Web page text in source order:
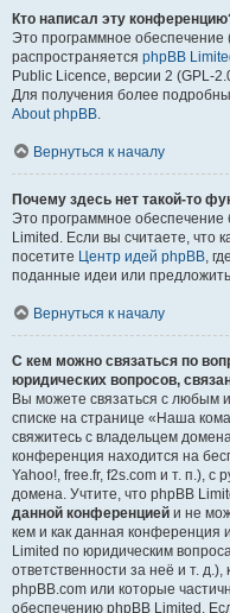
Кто написал эту
Это программное обеспечение
распространяется phpBB
Public Licence, версии 2 (GPL-
Для получения более
About phpBB.
Вернуться к началу
Почему здесь нет такой-то
Это программное
Limited. Если вы считаете, что
посетите Центр идей phpBB,
поданные идеи или
Вернуться к началу
С кем можно связаться по
юридических вопросов,
Вы можете связаться с любым
списке на странице «Наша
свяжитесь с владельцем
конференция находится на
Yahoo!, free.fr, f2s.com и т. п.), с
домена. Учтите, что phpBB
данной конференцией и не
кем и как данная конференция
Limited по юридическим
ответственности за неё и т. д.),
phpBB.com или которые
обеспечению phpBB Limited.